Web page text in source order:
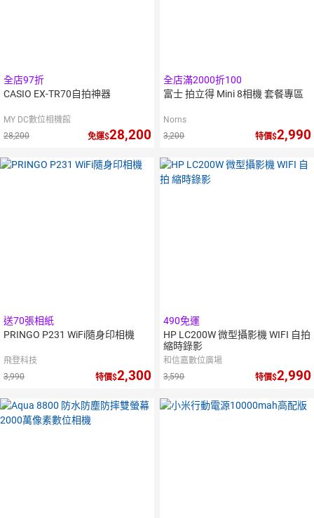
全店97折
CASIO EX-TR70自拍神器
MY DC數位相機館
28,200
免運 28,200
全店滿2000折100
富士 拍立得 Mini 8相機 套餐專區
Norns
3,200
特價 2,990
送70張相紙
PRINGO P231 WiFi隨身印相機
飛登科技
3,990
特價 2,300
490免運
HP LC200W 微型攝影機 WIFI 自拍
縮時錄影
和信嘉數位廣場
3,590
特價 2,990